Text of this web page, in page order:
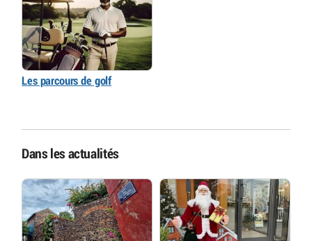
Les parcours de golf
Dans les actualités